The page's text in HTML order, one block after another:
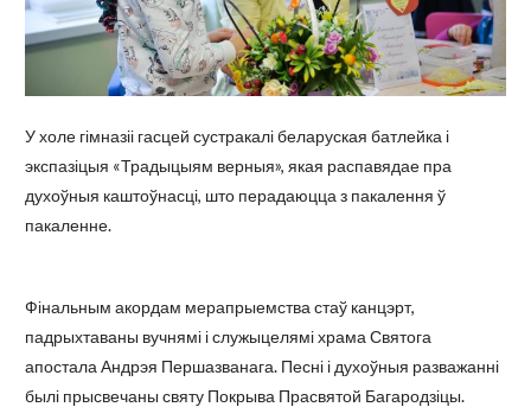
У холе гімназіі гасцей сустракалі беларуская батлейка і
экспазіцыя «Традыцыям верныя», якая распавядае пра
духоўныя каштоўнасці, што перадаюцца з пакалення ў
пакаленне.
Фінальным акордам мерапрыемства стаў канцэрт,
падрыхтаваны вучнямі і служыцелямі храма Святога
апостала Андрэя Першазванага. Песні і духоўныя разважанні
былі прысвечаны святу Покрыва Прасвятой Багародзіцы.